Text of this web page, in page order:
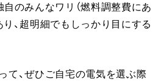
自のみんなワリ（燃料調整費にあ
、超明細でもしっかり目にする
て、ぜひご自宅の電気を選ぶ際